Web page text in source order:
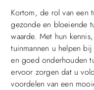
Kortom, de rol van een
gezonde en bloeiende
waarde. Met hun
tuinmannen u helpen
en goed onderhouden
ervoor zorgen dat u
voordelen van een